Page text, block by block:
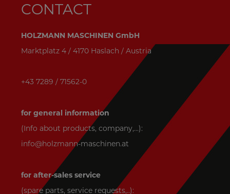
CONTACT
HOLZMANN MASCHINEN GmbH
Marktplatz 4 / 4170 Haslach / Austria
+43 7289 / 71562-0
for general information
(Info about products, company,...):
info@holzmann-maschinen.at
for after-sales service
(spare parts, service requests,..):